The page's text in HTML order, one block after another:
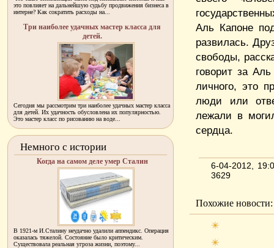
Аль Капоне
развилась.
свободы,
говорит за
личного, это
люди или
лежали в
сердца.
6-04-2012,
3629
Похожие новости:
это повлияет на дальнейшую судьбу продвижения бизнеса в
интерне? Как сократить расходы на...
Три наиболее удачных мастер класса для
детей.
Сегодня мы рассмотрим три наиболее удачных мастер класса
для детей. Их удачность обусловлена их популярностью.
Это мастер класс по рисованию на воде...
Немного с истории
Когда на самом деле умер Сталин
В 1921-м И.Сталину неудачно удалили аппендикс. Операция
оказалась тяжелой. Состояние было критическим.
Существовала реальная угроза жизни, поэтому...